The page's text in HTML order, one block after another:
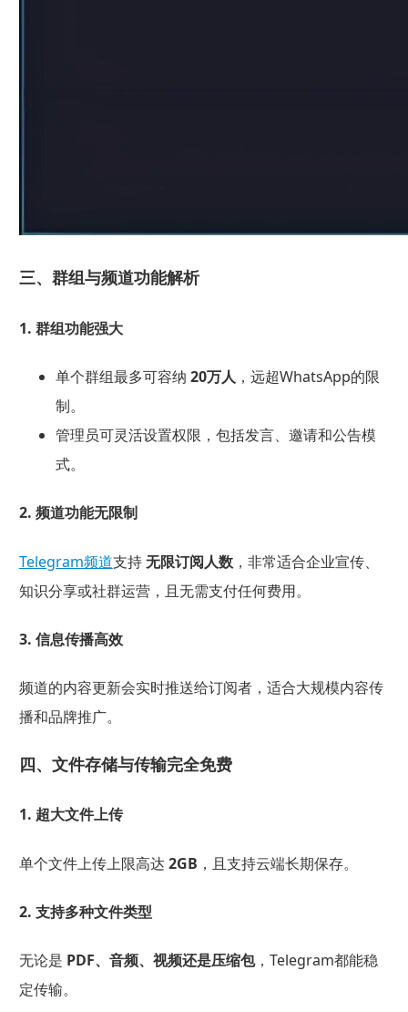
三、群组与频道功能解析
1. 群组功能强大
单个群组最多可容纳 20万人 ，远超WhatsApp的限
制。
管理员可灵活设置权限，包括发言、邀请和公告模
式。
2. 频道功能无限制
Telegram频道支持无限订阅人数，非常适合企业宣传、
知识分享或社群运营，且无需支付任何费用。
3. 信息传播高效
频道的内容更新会实时推送给订阅者，适合大规模内容传
播和品牌推广。
四、文件存储与传输完全免费
1. 超大文件上传
单个文件上传上限高达 2GB ，且支持云端长期保存。
2. 支持多种文件类型
无论是 PDF、音频、视频还是压缩包，Telegram都能稳
定传输。